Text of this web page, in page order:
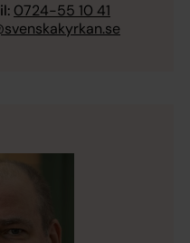
0724-55 10 41